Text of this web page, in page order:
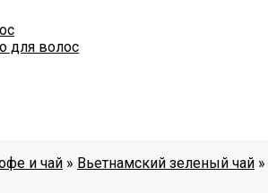
для волос
и чай » Вьетнамский зеленый чай »